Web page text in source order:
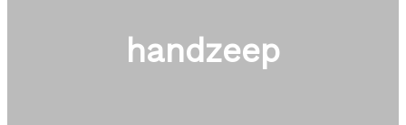
handzeep